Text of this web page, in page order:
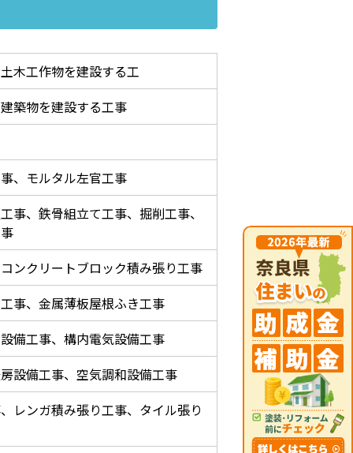
木工作物を建設する工
築物を建設する工事
、モルタル左官工事
事、鉄骨組立て工事、掘削工事、
ンクリートブロック積み張り工事
事、金属薄板屋根ふき工事
備工事、構内電気設備工事
設備工事、空気調和設備工事
レンガ積み張り工事、タイル張り